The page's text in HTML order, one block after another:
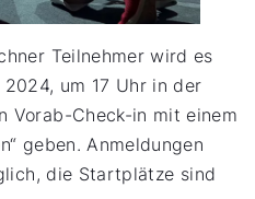
Teilnehmer wird es
um 17 Uhr in der
Vorab-Check-in mit einem
geben. Anmeldungen
die Startplätze sind